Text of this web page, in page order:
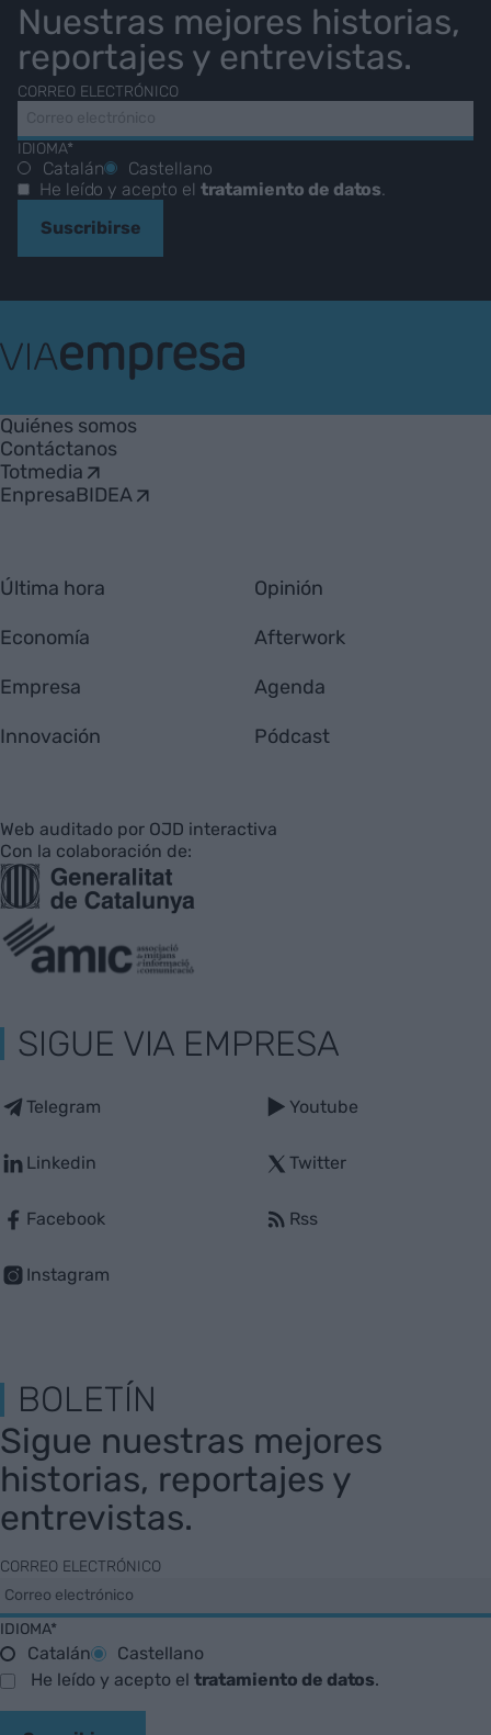
Nuestras mejores historias,
reportajes y entrevistas.
CORREO ELECTRÓNICO
IDIOMA*
Catalán
Castellano
He leído y acepto el tratamiento de datos.
Suscribirse
Empresa
Quiénes somos
Contáctanos
Totmedia
EnpresaBIDEA
Última hora
Economía
Empresa
Innovación
Opinión
Afterwork
Agenda
Pódcast
Web auditado por OJD interactiva
Con la colaboración de:
SIGUE VIA EMPRESA
Telegram
Linkedin
Facebook
Instagram
Youtube
Twitter
Rss
BOLETÍN
Sigue nuestras mejores
historias, reportajes y
entrevistas.
CORREO ELECTRÓNICO
IDIOMA*
Catalán
Castellano
He leído y acepto el tratamiento de datos.